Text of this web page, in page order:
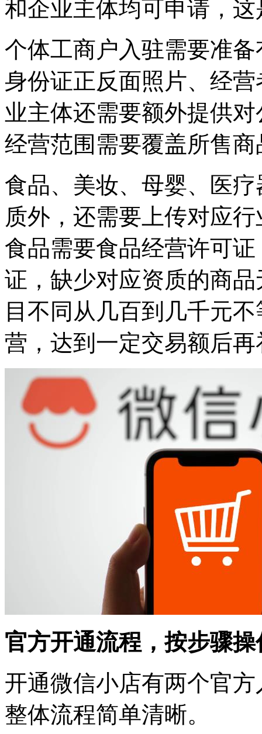
和企业主体均可申请，
个体工商户入驻需要准
身份证正反面照片、经
业主体还需要额外提供
经营范围需要覆盖所售
食品、美妆、母婴、医
质外，还需要上传对应
食品需要食品经营许可
证，缺少对应资质的商
目不同从几百到几千元
营，达到一定交易额后
官方开通流程，按步骤
开通微信小店有两个官
整体流程简单清晰。